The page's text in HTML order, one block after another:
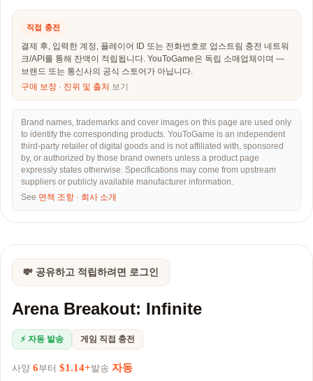
직접 충전
결제 후, 입력한 계정, 플레이어 ID 또는 전화번호로 업스트림 충전 네트워
크/API를 통해 잔액이 적립됩니다. YouToGame은 독립 소매업체이며 —
브랜드 또는 통신사의 공식 스토어가 아닙니다.
구매 보장 · 진위 및 출처 보기
Brand names, trademarks and cover images on this page are used only
to identify the corresponding products. YouToGame is an independent
third-party retailer of digital goods and is not affiliated with, sponsored
by, or authorized by those brand owners unless a product page
expressly states otherwise. Specifications may come from upstream
suppliers or publicly available manufacturer information.
See 면책 조항 · 회사 소개
💸 공유하고 적립하려면 로그인
Arena Breakout: Infinite
⚡ 자동 발송 게임 직접 충전
사양 6부터 $1.14+발송 자동